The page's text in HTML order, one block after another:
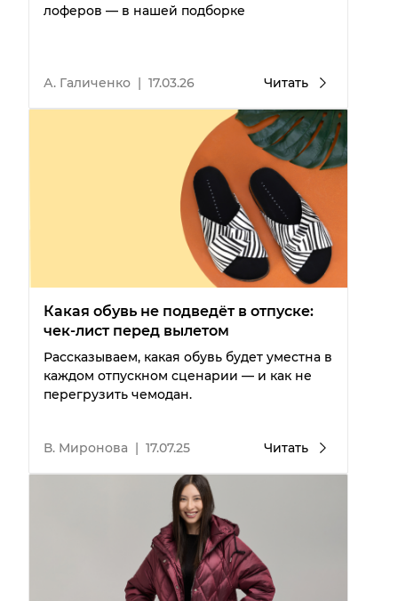
лоферов — в нашей подборке
А. Галиченко | 17.03.26 Читать
Какая обувь не подведёт в отпуске:
чек-лист перед вылетом
Рассказываем, какая обувь будет уместна в
каждом отпускном сценарии — и как не
перегрузить чемодан.
В. Миронова | 17.07.25 Читать